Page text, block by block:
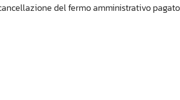
del fermo amministrativo